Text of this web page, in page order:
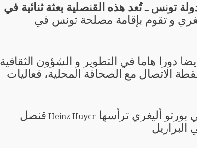
تونس ـ تُعد هذه القنصلية بعثة ثنائية في
و تقوم بإقامة مصلحة تونس في
دورا هاما في التطوير و الشؤون الثقافية
الاتصال مع الصحافة المحلية، فعاليات
أليغري ترأسها Heinz Huyer قنصل